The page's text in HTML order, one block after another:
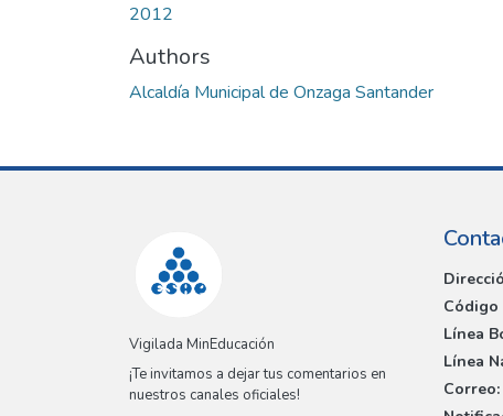
2012
Authors
Alcaldía Municipal de Onzaga Santander
Vigilada MinEducación
¡Te invitamos a dejar tus comentarios en
nuestros canales oficiales!
Línea
Línea
Correo: